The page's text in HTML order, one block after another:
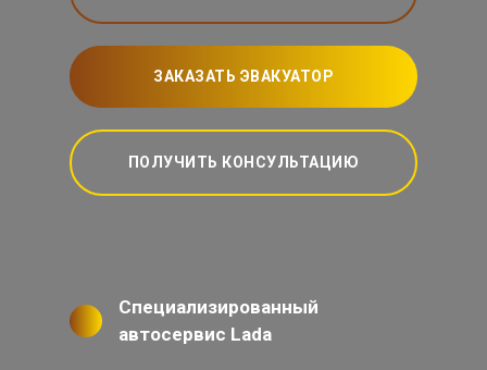
ЗАКАЗАТЬ ЭВАКУАТОР
ПОЛУЧИТЬ КОНСУЛЬТАЦИЮ
Специализированный
автосервис Lada